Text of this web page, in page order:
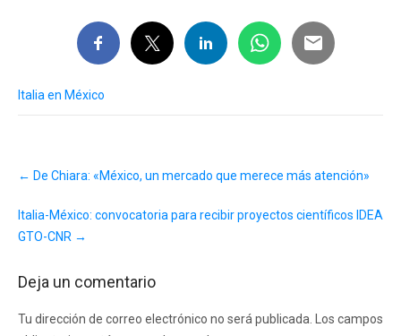
Italia en México
navigation
← De Chiara: «México, un mercado que merece más atención»
Italia-México: convocatoria para recibir proyectos científicos IDEA
GTO-CNR →
Deja un comentario
Tu dirección de correo electrónico no será publicada.
Los campos